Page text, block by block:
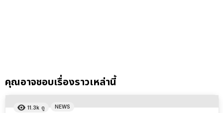
คุณอาจชอบเรื่องราวเหล่านี้
11.3k ดู NEWS